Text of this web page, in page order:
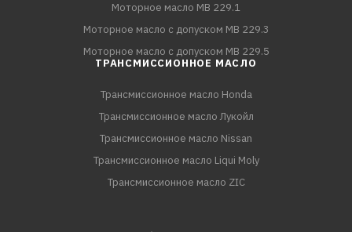
Моторное масло MB 229.1
Моторное масло с допуском MB 229.3
Моторное масло с допуском MB 229.5
ТРАНСМИССИОННОЕ МАСЛО
Трансмиссионное масло Honda
Трансмиссионное масло Лукойл
Трансмиссионное масло Nissan
Трансмиссионное масло Liqui Moly
Трансмиссионное масло ZIC